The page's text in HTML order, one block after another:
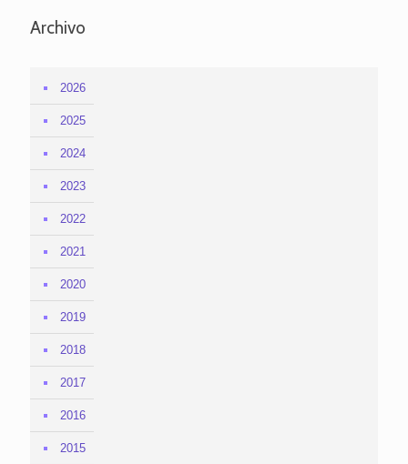
Archivo
2026
2025
2024
2023
2022
2021
2020
2019
2018
2017
2016
2015